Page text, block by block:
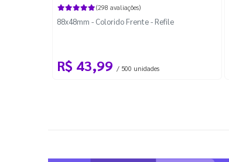
(298 avaliações)
88x48mm - Colorido Frente - Refile
R$ 43,99 / 500 unidades